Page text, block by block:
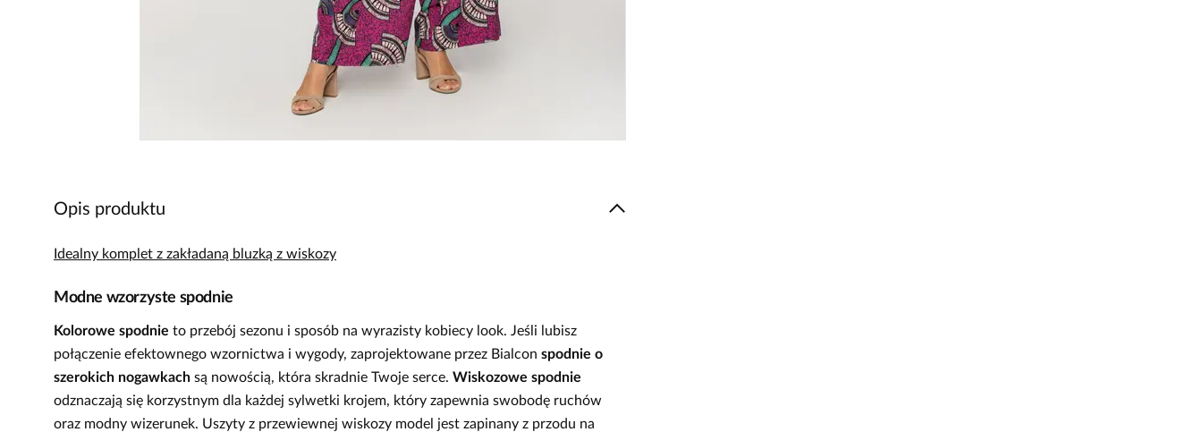
Opis produktu
Idealny komplet z zakładaną bluzką z wiskozy
Modne wzorzyste spodnie
Kolorowe spodnie to przebój sezonu i sposób na wyrazisty kobiecy look. Jeśli lubisz
połączenie efektownego wzornictwa i wygody, zaprojektowane przez Bialcon spodnie o
szerokich nogawkach są nowością, która skradnie Twoje serce. Wiskozowe spodnie
odznaczają się korzystnym dla każdej sylwetki krojem, który zapewnia swobodę ruchów
oraz modny wizerunek. Uszyty z przewiewnej wiskozy model jest zapinany z przodu na